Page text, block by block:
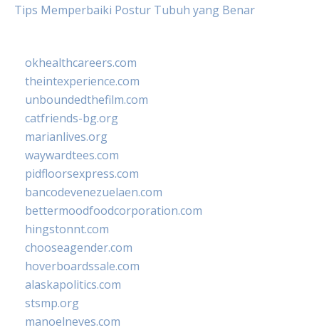
Tips Memperbaiki Postur Tubuh yang Benar
okhealthcareers.com
theintexperience.com
unboundedthefilm.com
catfriends-bg.org
marianlives.org
waywardtees.com
pidfloorsexpress.com
bancodevenezuelaen.com
bettermoodfoodcorporation.com
hingstonnt.com
chooseagender.com
hoverboardssale.com
alaskapolitics.com
stsmp.org
manoelneves.com